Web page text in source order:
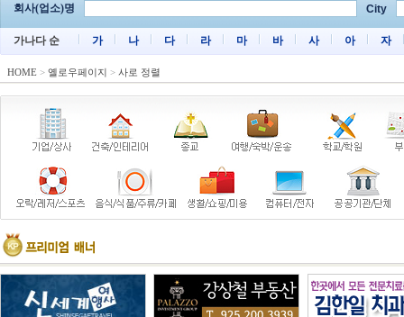
회사(업소)명 City
가나다 순 가 나 다 라 마 바 사 아 자
HOME > 옐로우페이지 > 사로 정렬